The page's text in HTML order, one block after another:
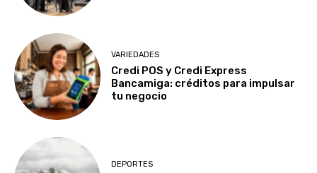
VARIEDADES
Credi POS y Credi Express
Bancamiga: créditos para impulsar
tu negocio
DEPORTES